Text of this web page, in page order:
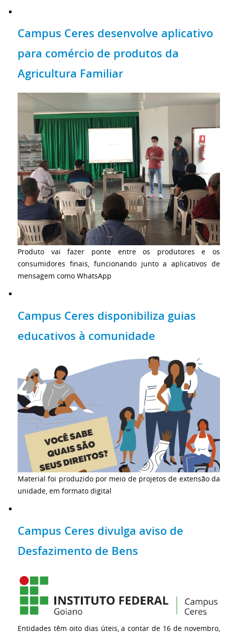
Campus Ceres desenvolve aplicativo
para comércio de produtos da
Agricultura Familiar
Produto vai fazer ponte entre os produtores e os
consumidores finais, funcionando junto a aplicativos de
mensagem como WhatsApp
Campus Ceres disponibiliza guias
educativos à comunidade
Material foi produzido por meio de projetos de extensão da
unidade, em formato digital
Campus Ceres divulga aviso de
Desfazimento de Bens
Entidades têm oito dias úteis, a contar de 16 de novembro,